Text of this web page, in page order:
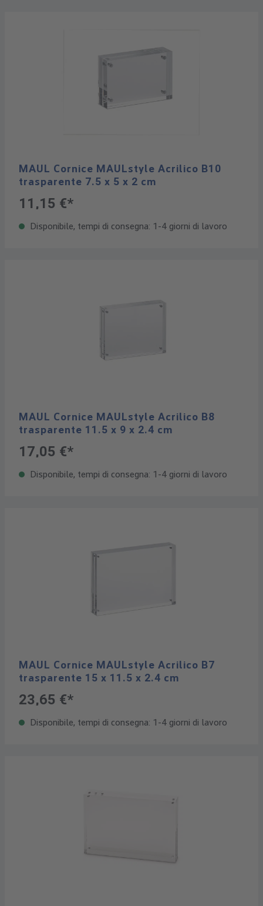
MAUL Cornice MAULstyle Acrilico B10
trasparente 7.5 x 5 x 2 cm
11,15 €*
Disponibile, tempi di consegna: 1-4 giorni di lavoro
MAUL Cornice MAULstyle Acrilico B8
trasparente 11.5 x 9 x 2.4 cm
17,05 €*
Disponibile, tempi di consegna: 1-4 giorni di lavoro
MAUL Cornice MAULstyle Acrilico B7
trasparente 15 x 11.5 x 2.4 cm
23,65 €*
Disponibile, tempi di consegna: 1-4 giorni di lavoro